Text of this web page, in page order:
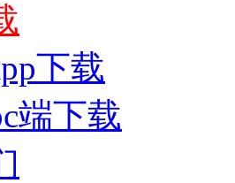
下载
端下载